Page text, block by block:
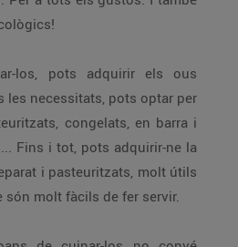
los, pots adquirir els ous
les necessitats, pots optar per
congelats, en barra i
Fins i tot, pots adquirir-ne la
i pasteuritzats, molt útils
són molt fàcils de fer servir.